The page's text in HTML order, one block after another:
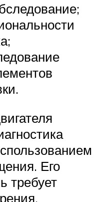
Его
требует